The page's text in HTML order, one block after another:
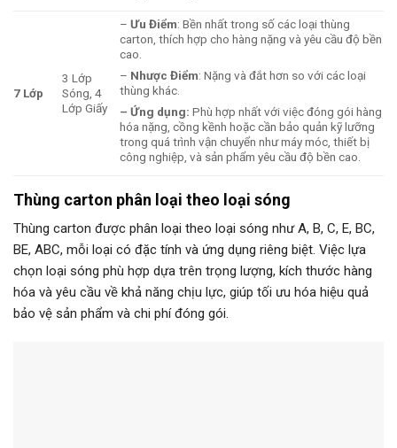
7 Lớp
3 Lớp
Sóng, 4
Lớp Giấy
– Ưu Điểm: Bền nhất trong số các loại thùng
carton, thích hợp cho hàng nặng và yêu cầu độ bền
cao.
– Nhược Điểm: Nặng và đắt hơn so với các loại
thùng khác.
– Ứng dụng: Phù hợp nhất với việc đóng gói hàng
hóa nặng, cồng kềnh hoặc cần bảo quản kỹ lưỡng
trong quá trình vận chuyển như máy móc, thiết bị
công nghiệp, và sản phẩm yêu cầu độ bền cao.
Thùng carton phân loại theo loại sóng
Thùng carton được phân loại theo loại sóng như A, B, C, E, BC,
BE, ABC, mỗi loại có đặc tính và ứng dụng riêng biệt. Việc lựa
chọn loại sóng phù hợp dựa trên trọng lượng, kích thước hàng
hóa và yêu cầu về khả năng chịu lực, giúp tối ưu hóa hiệu quả
bảo vệ sản phẩm và chi phí đóng gói.